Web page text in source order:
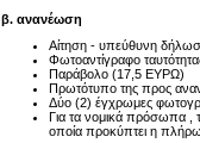
β. ανανέωση
Αίτηση - υπεύθυνη
Φωτοαντίγραφο
Παράβολο (17,5 ΕΥΡΩ)
Πρωτότυπο της προς
Δύο (2) έγχρωμες
Για τα νομικά πρόσωπα ,
οποία προκύπτει η